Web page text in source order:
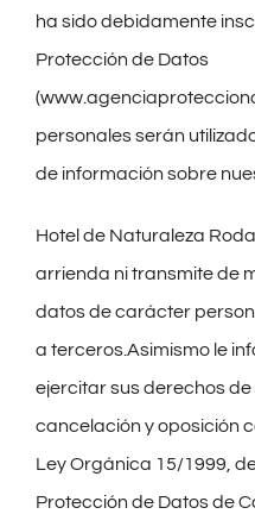
ha sido debidamente
Protección de Datos
personales serán
de información sobre
Hotel de Naturaleza
arrienda ni transmite de
datos de carácter
a terceros.Asimismo le
ejercitar sus derechos
cancelación y oposición
Ley Orgánica 15/1999,
Protección de Datos de